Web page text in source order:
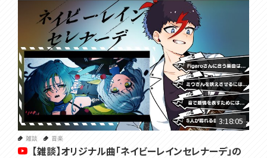
3:18:05
雑談 音楽
【雑談】オリジナル曲「ネイビーレインセレナーデ」の